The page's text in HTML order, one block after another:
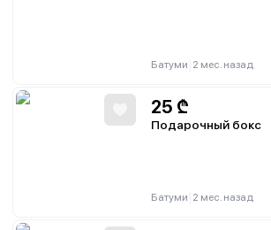
Батуми 2 мес. назад
25 ₾
Подарочный бокс
Батуми 2 мес. назад